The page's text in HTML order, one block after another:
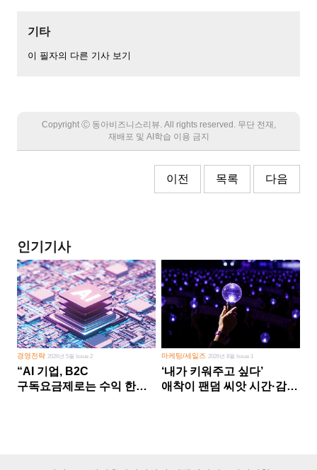
기타
이 필자의 다른 기사 보기
Copyright Ⓒ 동아비즈니스리뷰. All rights reserved. 무단 전재,
재배포 및 AI학습 이용 금지
이전 목록 다음
인기기사
경영전략 2026년 5월 Issue 2
“AI 기업, B2C
구독요금제로는 수익 한계
마케팅/세일즈 2026년 8월 Issue 1
‘내가 키워주고 싶다’
애착이 팬덤 씨앗 시간·감정